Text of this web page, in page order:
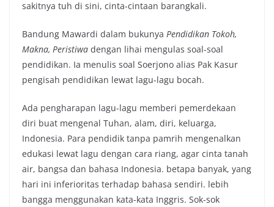
sakitnya tuh di sini, cinta-cintaan barangkali.
Bandung Mawardi dalam bukunya Pendidikan Tokoh,
Makna, Peristiwa dengan lihai mengulas soal-soal
pendidikan. Ia menulis soal Soerjono alias Pak Kasur
pengisah pendidikan lewat lagu-lagu bocah.
Ada pengharapan lagu-lagu memberi pemerdekaan
diri buat mengenal Tuhan, alam, diri, keluarga,
Indonesia. Para pendidik tanpa pamrih mengenalkan
edukasi lewat lagu dengan cara riang, agar cinta tanah
air, bangsa dan bahasa Indonesia. betapa banyak, yang
hari ini inferioritas terhadap bahasa sendiri. lebih
bangga menggunakan kata-kata Inggris. Sok-sok